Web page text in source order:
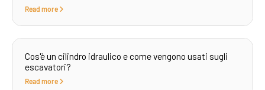
Read more
Cos'è un cilindro idraulico e come vengono usati sugli
escavatori?
Read more